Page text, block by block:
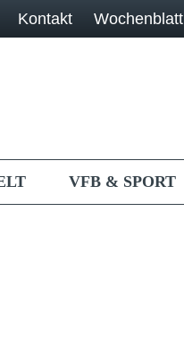
Kontakt Wochenblatt
VFB & SPORT